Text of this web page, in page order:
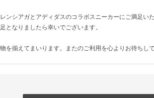
ンシアガとアディダスのコラボスニーカーにご満足
となりましたら幸いでございます。
を揃えてまいります。またのご利用を心よりお待ちして